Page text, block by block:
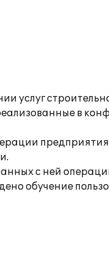
услуг
в
с ней
обучение